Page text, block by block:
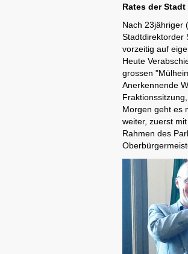
Rates der
Nach 23jähriger
Stadtdirektorder
vorzeitig auf
Heute
grossen
Anerkennende
Morgen geht es
weiter, zuerst
Rahmen des